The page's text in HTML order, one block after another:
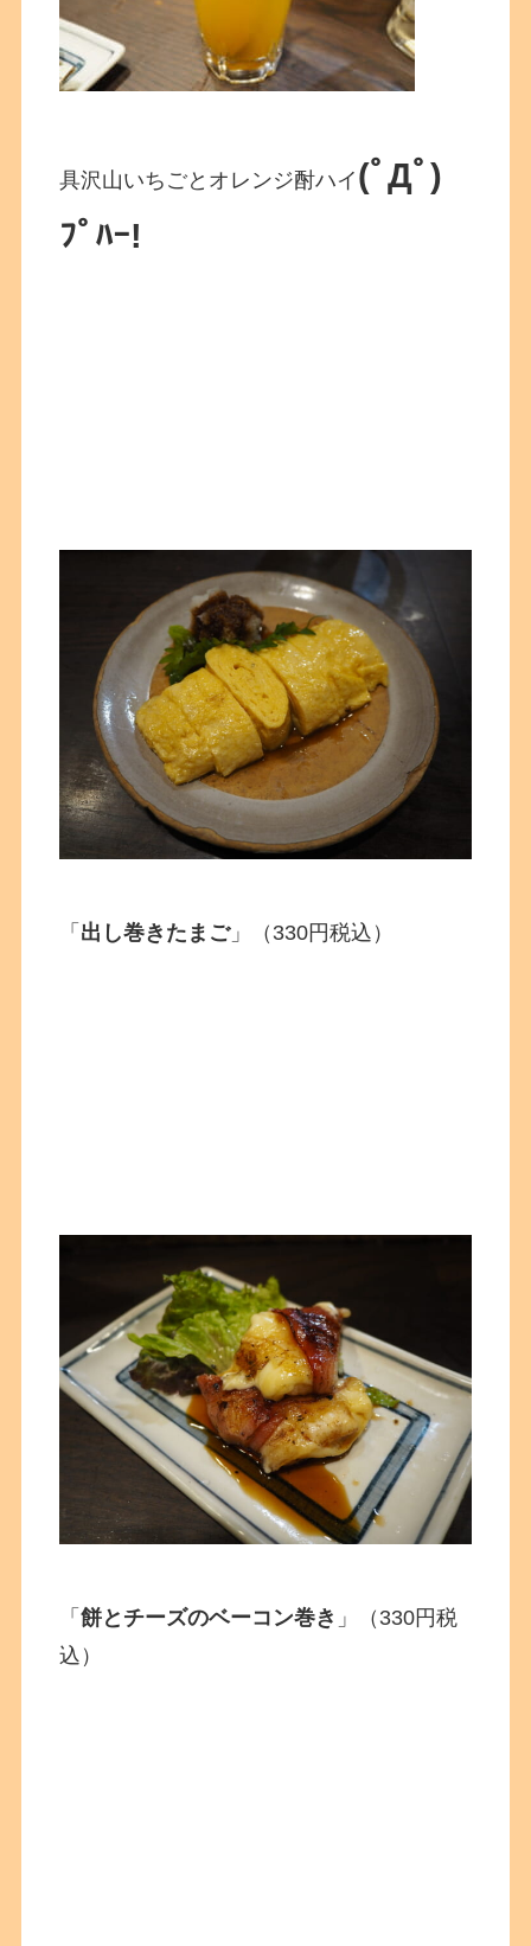
具沢山いちごとオレンジ酎ハイ (ﾟДﾟ)
ﾌﾟﾊｰ!
「 出し巻きたまご」（330円税込）
「餅とチーズのベーコン巻き 」（330円税
込）